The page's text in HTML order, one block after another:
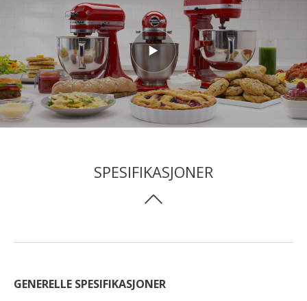
SPESIFIKASJONER
GENERELLE SPESIFIKASJONER